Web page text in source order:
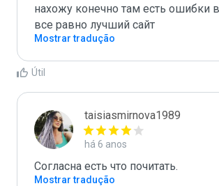
нахожу конечно там есть ошибки
Mostrar tradução
Útil
taisiasmirnova1989
há 6 anos
Согласна есть что почитать.
Mostrar tradução